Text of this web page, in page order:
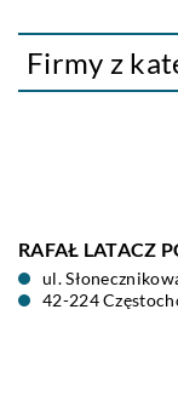
Firmy z
RAFAŁ LATACZ
ul.
42-224